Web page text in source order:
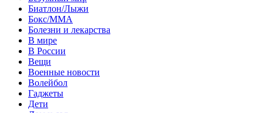
Биатлон/Лыжи
Бокс/MMA
Болезни и лекарства
В мире
В России
Вещи
Военные новости
Волейбол
Гаджеты
Дети